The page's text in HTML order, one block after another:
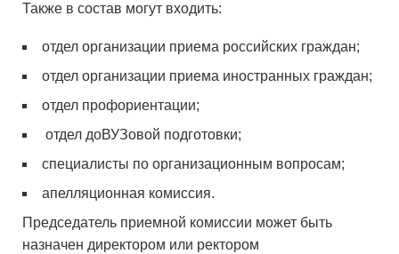
Также в состав могут входить:
отдел организации приема российских граждан;
отдел организации приема иностранных граждан;
отдел профориентации;
отдел доВУЗовой подготовки;
специалисты по организационным вопросам;
апелляционная комиссия.
Председатель приемной комиссии может быть
назначен директором или ректором